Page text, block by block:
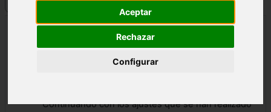
Aceptar
Rechazar
Configurar
Gonzalo Castells Ortells-lunes, 23 de junio de 2014,
Continuando con los ajustes que se han realizado